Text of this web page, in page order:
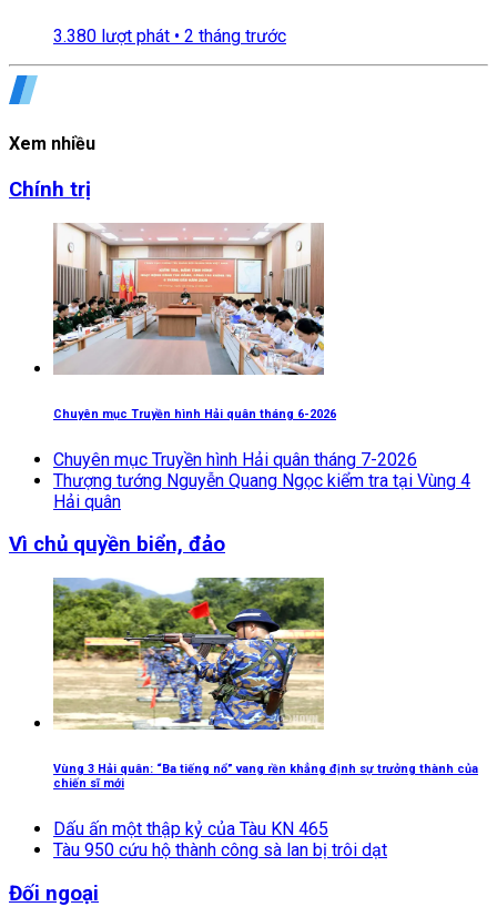
3.380 lượt phát • 2 tháng trước
Xem nhiều
Chính trị
Chuyên mục Truyền hình Hải quân tháng 6-2026
Chuyên mục Truyền hình Hải quân tháng 7-2026
Thượng tướng Nguyễn Quang Ngọc kiểm tra tại Vùng 4
Hải quân
Vì chủ quyền biển, đảo
Vùng 3 Hải quân: “Ba tiếng nổ” vang rền khẳng định sự trưởng thành của
chiến sĩ mới
Dấu ấn một thập kỷ của Tàu KN 465
Tàu 950 cứu hộ thành công sà lan bị trôi dạt
Đối ngoại